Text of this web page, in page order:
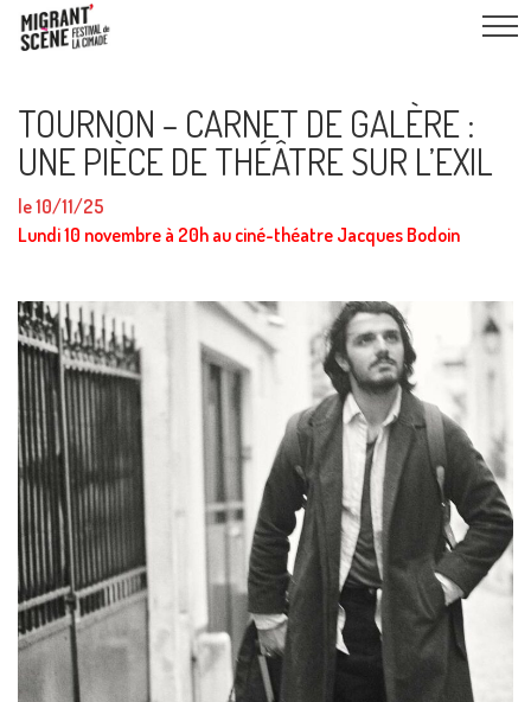
TOURNON – CARNET DE GALÈRE :
UNE PIÈCE DE THÉÂTRE SUR L’EXIL
le 10/11/25
Lundi 10 novembre à 20h au ciné-théatre Jacques Bodoin